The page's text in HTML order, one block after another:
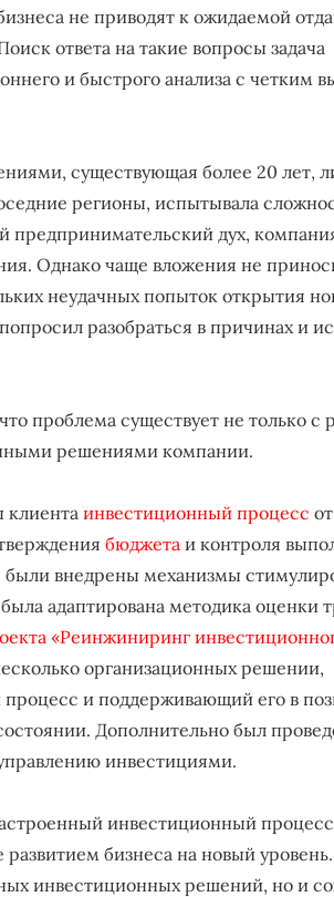
не приводят к ожидаемой
ответа на такие вопросы задача
и быстрого анализа с четким
существующая более 20 лет,
регионы, испытывала
дух,
Однако чаще вложения не
неудачных попыток открытия
разобраться в причинах и
проблема существует не только с
решениями компании.
клиента инвестиционный процесс от
бюджета и контроля
внедрены механизмы
адаптирована методика оценки
«Реинжиниринг
организационных решении,
и поддерживающий его в
Дополнительно был
инвестициями.
инвестиционный
бизнеса на новый
инвестиционных решений, но и